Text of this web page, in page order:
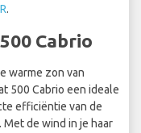
.
Cabrio
warme zon van
500 Cabrio een ideale
efficiëntie van de
de wind in je haar